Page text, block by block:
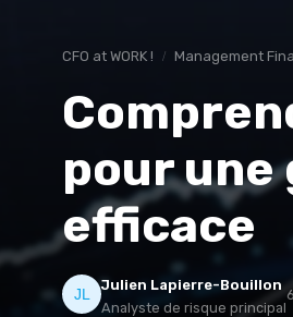
CFO at WORK ! Management
pour
efficace
Julien Lapierre-Bouillon
Analyste de risque principal